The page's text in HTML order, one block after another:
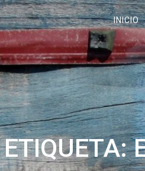
INICIO
ETIQUETA: